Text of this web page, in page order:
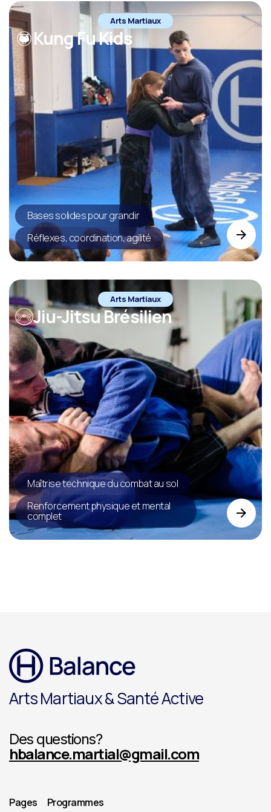
Arts Martiaux
Kung Fu Kids
Bases solides pour grandir
Réflexes, coordination, agilité
Arts Martiaux
Jiu-Jitsu Brésilien
Maîtrise technique du combat au sol
Renforcement physique et mental
complet
Arts Martiaux & Santé Active
Des questions?
hbalance.martial@gmail.com
Pages Programmes